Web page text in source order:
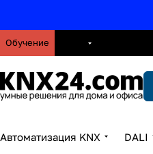
Обучение
Автоматизация KNX DALI